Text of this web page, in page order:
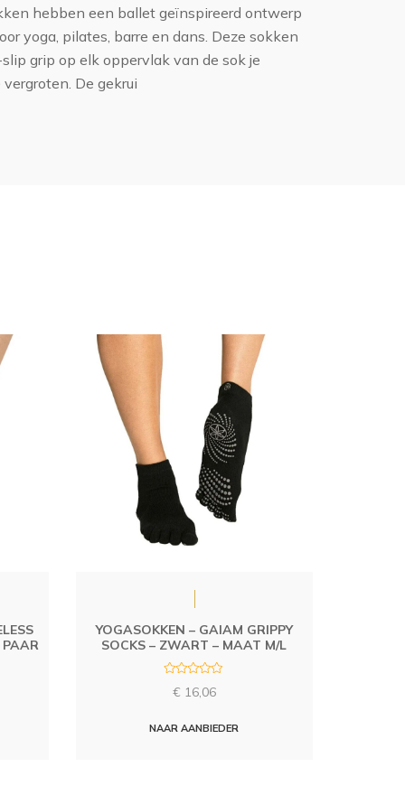
hebben een ballet geïnspireerd ontwerp
yoga, pilates, barre en dans. Deze sokken
grip op elk oppervlak van de sok je
De gekrui
YOGASOKKEN – GAIAM GRIPPY
SOCKS – ZWART – MAAT M/L
d
€ 16,06
NAAR AANBIEDER